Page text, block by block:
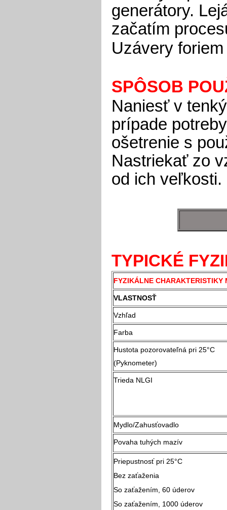
generátory.
začatím
Uzávery
SPÔSOB
Naniesť v
prípade
ošetrenie s
Nastriekať zo
od ich veľkosti.
TYPICKÉ
FYZIKÁLNE CHARAKTERISTIKY
VLASTNOSŤ
Vzhľad
Farba
Hustota pozorovateľná pri 25°C
(Pyknometer)
Trieda NLGI
Mydlo/Zahusťovadlo
Povaha tuhých mazív
Priepustnosť pri
Bez zaťaženia
So zaťažením, 60 úderov
So zaťažením, 1000 úderov